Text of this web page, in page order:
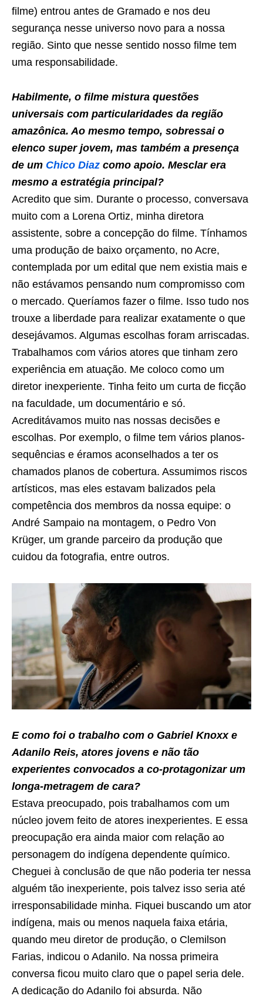
filme) entrou antes de Gramado e nos deu
segurança nesse universo novo para a nossa
região. Sinto que nesse sentido nosso filme tem
uma responsabilidade.
Habilmente, o filme mistura questões
universais com particularidades da região
amazônica. Ao mesmo tempo, sobressai o
elenco super jovem, mas também a presença
de um Chico Diaz como apoio. Mesclar era
mesmo a estratégia principal?
Acredito que sim. Durante o processo, conversava
muito com a Lorena Ortiz, minha diretora
assistente, sobre a concepção do filme. Tínhamos
uma produção de baixo orçamento, no Acre,
contemplada por um edital que nem existia mais e
não estávamos pensando num compromisso com
o mercado. Queríamos fazer o filme. Isso tudo nos
trouxe a liberdade para realizar exatamente o que
desejávamos. Algumas escolhas foram arriscadas.
Trabalhamos com vários atores que tinham zero
experiência em atuação. Me coloco como um
diretor inexperiente. Tinha feito um curta de ficção
na faculdade, um documentário e só.
Acreditávamos muito nas nossas decisões e
escolhas. Por exemplo, o filme tem vários planos-
sequências e éramos aconselhados a ter os
chamados planos de cobertura. Assumimos riscos
artísticos, mas eles estavam balizados pela
competência dos membros da nossa equipe: o
André Sampaio na montagem, o Pedro Von
Krüger, um grande parceiro da produção que
cuidou da fotografia, entre outros.
E como foi o trabalho com o Gabriel Knoxx e
Adanilo Reis, atores jovens e não tão
experientes convocados a co-protagonizar um
longa-metragem de cara?
Estava preocupado, pois trabalhamos com um
núcleo jovem feito de atores inexperientes. E essa
preocupação era ainda maior com relação ao
personagem do indígena dependente químico.
Cheguei à conclusão de que não poderia ter nessa
alguém tão inexperiente, pois talvez isso seria até
irresponsabilidade minha. Fiquei buscando um ator
indígena, mais ou menos naquela faixa etária,
quando meu diretor de produção, o Clemilson
Farias, indicou o Adanilo. Na nossa primeira
conversa ficou muito claro que o papel seria dele.
A dedicação do Adanilo foi absurda. Não